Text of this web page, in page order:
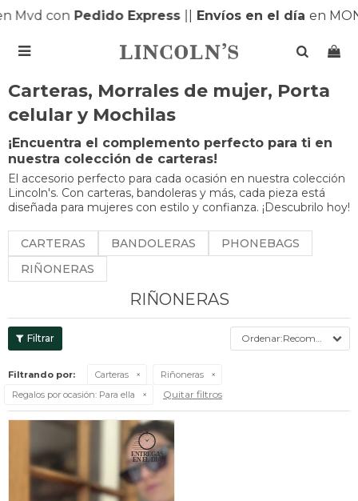
Mvd conPedido Express Envíos en el día en

Carteras, Morrales de mujer, Porta
celular y Mochilas
¡Encuentra el complemento perfecto para ti en
nuestra colección de carteras!
El accesorio perfecto para cada ocasión en nuestra colección
Lincoln's. Con carteras, bandoleras y más, cada pieza está
diseñada para mujeres con estilo y confianza. ¡Descubrilo hoy!
CARTERAS BANDOLERAS
PHONEBAGS
RIÑONERAS
RIÑONERAS
Recomendados
Filtrando por: Carteras
Riñoneras
Regalos por ocasión: Para ella Quitar filtros